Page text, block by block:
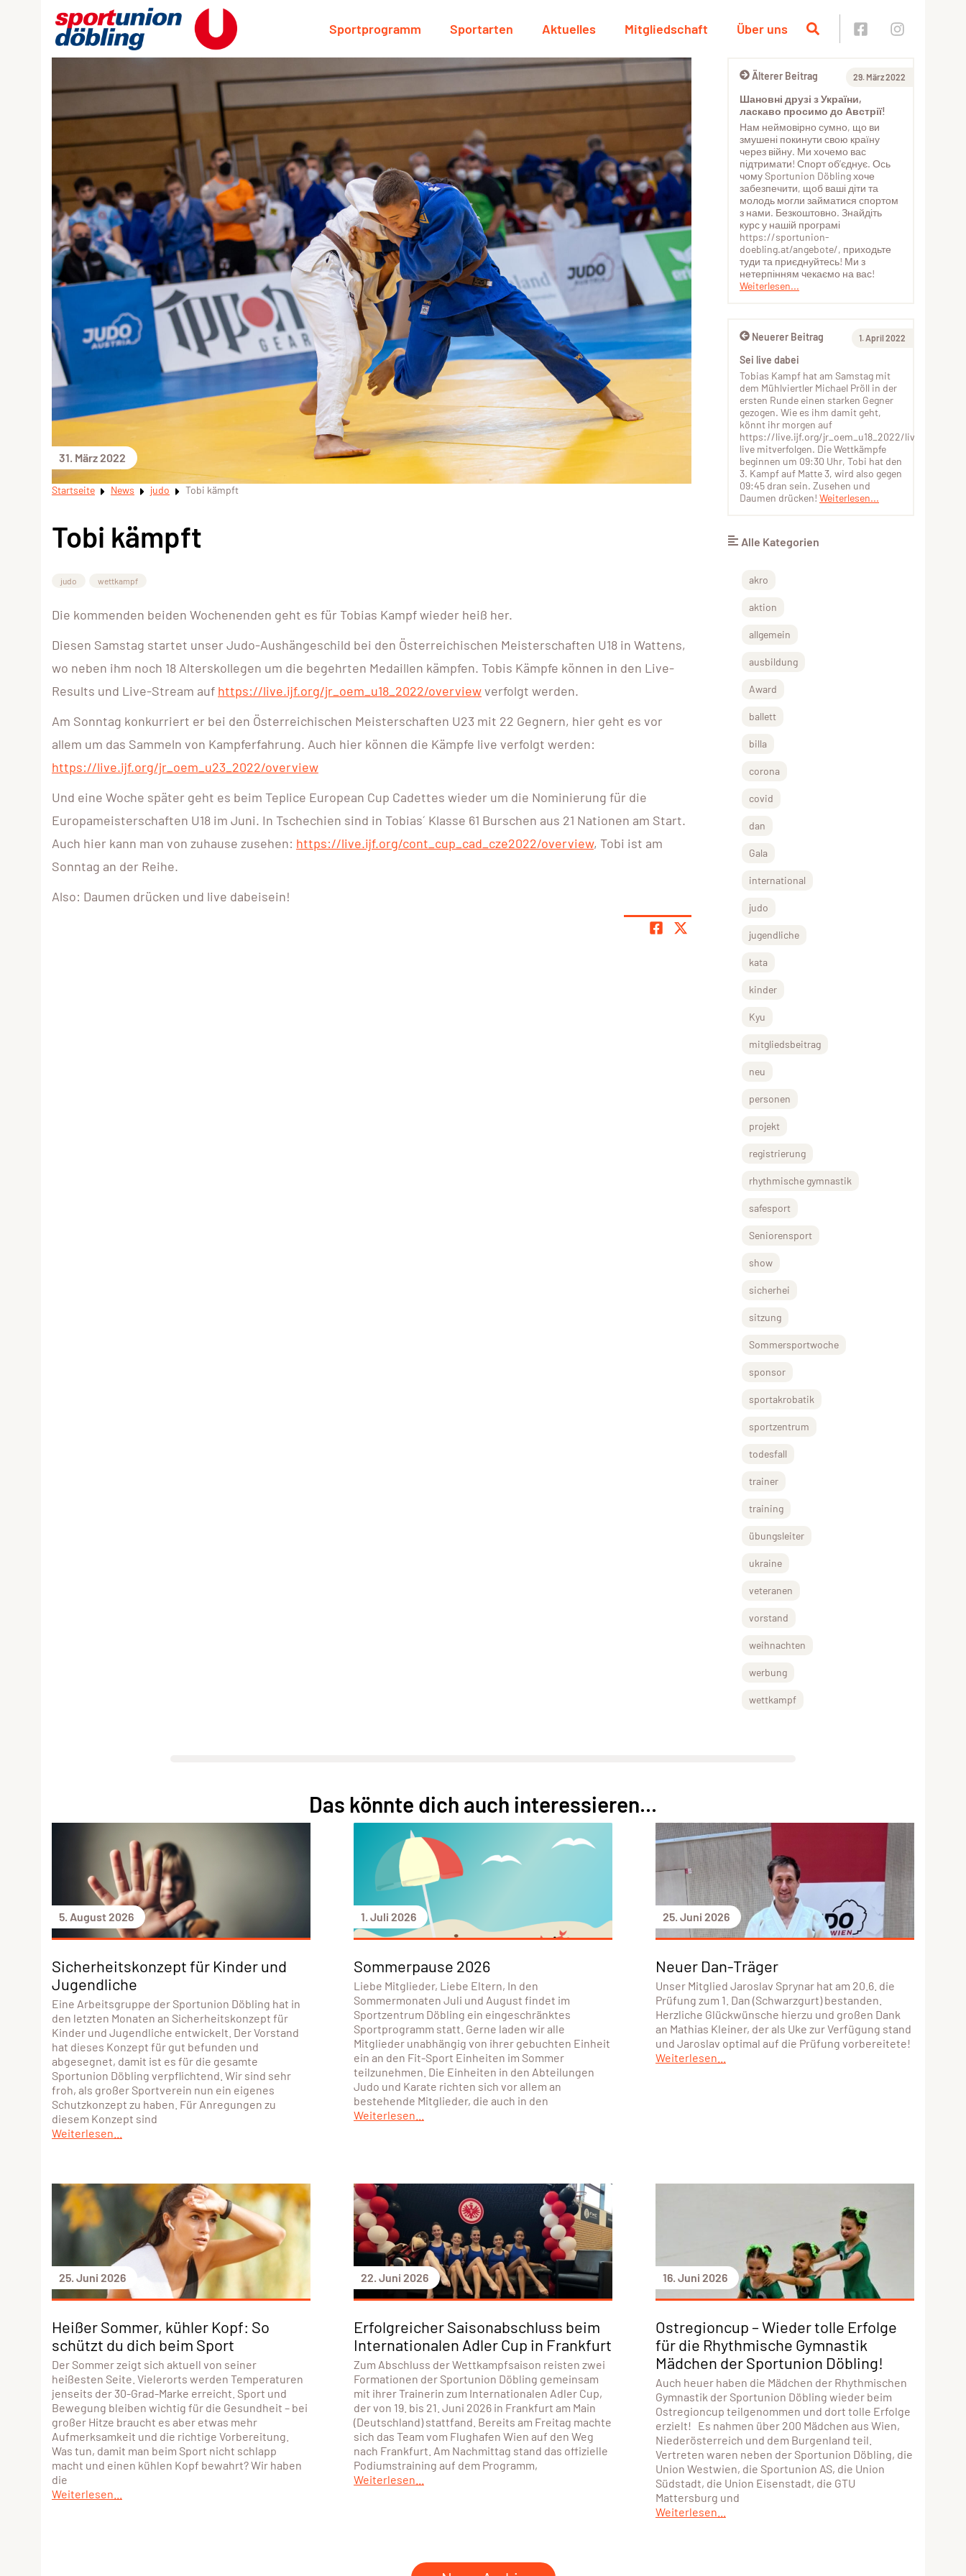
Sportprogramm Sportarten Aktuelles Mitgliedschaft Über uns
31. März 2022
Startseite News judo Tobi kämpft
Tobi kämpft
judo wettkampf
Die kommenden beiden Wochenenden geht es für Tobias Kampf wieder heiß her.
Diesen Samstag startet unser Judo-Aushängeschild bei den Österreichischen Meisterschaften U18 in Wattens,
wo neben ihm noch 18 Alterskollegen um die begehrten Medaillen kämpfen. Tobis Kämpfe können in den Live-
Results und Live-Stream auf https://live.ijf.org/jr_oem_u18_2022/overviewverfolgt werden.
Am Sonntag konkurriert er bei den Österreichischen Meisterschaften U23 mit 22 Gegnern, hier geht es vor
allem um das Sammeln von Kampferfahrung. Auch hier können die Kämpfe live verfolgt werden:
https://live.ijf.org/jr_oem_u23_2022/overview
Und eine Woche später geht es beim Teplice European Cup Cadettes wieder um die Nominierung für die
Europameisterschaften U18 im Juni. In Tschechien sind in Tobias´ Klasse 61 Burschen aus 21 Nationen am Start.
Auch hier kann man von zuhause zusehen: https://live.ijf.org/cont_cup_cad_cze2022/overview, Tobi ist am
Sonntag an der Reihe.
Also: Daumen drücken und live dabeisein!
Älterer Beitrag 29. März 2022
Шановні друзі з України,
ласкаво просимо до Австрії!
Нам неймовірно сумно, що ви
змушені покинути свою країну
через війну. Ми хочемо вас
підтримати! Спорт об’єднує. Ось
чому Sportunion Döbling хоче
забезпечити, щоб ваші діти та
молодь могли займатися спортом
з нами. Безкоштовно. Знайдіть
курс у нашій програмі
https://sportunion-
doebling.at/angebote/, приходьте
туди та приєднуйтесь! Ми з
нетерпінням чекаємо на вас!
Weiterlesen...
Neuerer Beitrag 1. April 2022
Sei live dabei
Tobias Kampf hat am Samstag mit
dem Mühlviertler Michael Pröll in der
ersten Runde einen starken Gegner
gezogen. Wie es ihm damit geht,
könnt ihr morgen auf
https://live.ijf.org/jr_oem_u18_2022/live_video
live mitverfolgen. Die Wettkämpfe
beginnen um 09:30 Uhr, Tobi hat den
3. Kampf auf Matte 3, wird also gegen
09:45 dran sein. Zusehen und
Daumen drücken! Weiterlesen...
Alle Kategorien
akro
aktion
allgemein
ausbildung
Award
ballett
billa
corona
covid
dan
Gala
international
judo
jugendliche
kata
kinder
Kyu
mitgliedsbeitrag
neu
personen
projekt
registrierung
rhythmische gymnastik
safesport
Seniorensport
show
sicherhei
sitzung
Sommersportwoche
sponsor
sportakrobatik
sportzentrum
todesfall
trainer
training
übungsleiter
ukraine
veteranen
vorstand
weihnachten
werbung
wettkampf
Das könnte dich auch interessieren...
5. August 2026
Sicherheitskonzept für Kinder und
Jugendliche
Eine Arbeitsgruppe der Sportunion Döbling hat in
den letzten Monaten an Sicherheitskonzept für
Kinder und Jugendliche entwickelt. Der Vorstand
hat dieses Konzept für gut befunden und
abgesegnet, damit ist es für die gesamte
Sportunion Döbling verpflichtend. Wir sind sehr
froh, als großer Sportverein nun ein eigenes
Schutzkonzept zu haben. Für Anregungen zu
diesem Konzept sind
Weiterlesen...
1. Juli 2026
Sommerpause 2026
Liebe Mitglieder, Liebe Eltern, In den
Sommermonaten Juli und August findet im
Sportzentrum Döbling ein eingeschränktes
Sportprogramm statt. Gerne laden wir alle
Mitglieder unabhängig von ihrer gebuchten Einheit
ein an den Fit-Sport Einheiten im Sommer
teilzunehmen. Die Einheiten in den Abteilungen
Judo und Karate richten sich vor allem an
bestehende Mitglieder, die auch in den
Weiterlesen...
25. Juni 2026
Neuer Dan-Träger
Unser Mitglied Jaroslav Sprynar hat am 20.6. die
Prüfung zum 1. Dan (Schwarzgurt) bestanden.
Herzliche Glückwünsche hierzu und großen Dank
an Mathias Kleiner, der als Uke zur Verfügung stand
und Jaroslav optimal auf die Prüfung vorbereitete!
Weiterlesen...
25. Juni 2026
Heißer Sommer, kühler Kopf: So
schützt du dich beim Sport
Der Sommer zeigt sich aktuell von seiner
heißesten Seite. Vielerorts werden Temperaturen
jenseits der 30-Grad-Marke erreicht. Sport und
Bewegung bleiben wichtig für die Gesundheit – bei
großer Hitze braucht es aber etwas mehr
Aufmerksamkeit und die richtige Vorbereitung.
Was tun, damit man beim Sport nicht schlapp
macht und einen kühlen Kopf bewahrt? Wir haben
die
Weiterlesen...
22. Juni 2026
Erfolgreicher Saisonabschluss beim
Internationalen Adler Cup in Frankfurt
Zum Abschluss der Wettkampfsaison reisten zwei
Formationen der Sportunion Döbling gemeinsam
mit ihrer Trainerin zum Internationalen Adler Cup,
der von 19. bis 21. Juni 2026 in Frankfurt am Main
(Deutschland) stattfand. Bereits am Freitag machte
sich das Team vom Flughafen Wien auf den Weg
nach Frankfurt. Am Nachmittag stand das offizielle
Podiumstraining auf dem Programm,
Weiterlesen...
16. Juni 2026
Ostregioncup – Wieder tolle Erfolge
für die Rhythmische Gymnastik
Mädchen der Sportunion Döbling!
Auch heuer haben die Mädchen der Rhythmischen
Gymnastik der Sportunion Döbling wieder beim
Ostregioncup teilgenommen und dort tolle Erfolge
erzielt! Es nahmen über 200 Mädchen aus Wien,
Niederösterreich und dem Burgenland teil.
Vertreten waren neben der Sportunion Döbling, die
Union Westwien, die Sportunion AS, die Union
Südstadt, die Union Eisenstadt, die GTU
Mattersburg und
Weiterlesen...